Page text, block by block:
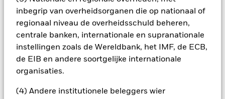
inbegrip van overheidsorganen die op nationaal of
regionaal niveau de overheidsschuld beheren,
centrale banken, internationale en supranationale
instellingen zoals de Wereldbank, het IMF, de ECB,
de EIB en andere soortgelijke internationale
organisaties.
(4) Andere institutionele beleggers wier
aangegeven door het woord 'Hedged' in de naam van de
aandelenklasse. Daarnaast is een volledige lijst van alle
aandelenklassen met valutahedging op aanvraag
verkrijgbaar bij de beheermaatschappij van het fonds.
In de mate waarin het Fonds effecten uitleent om zijn kosten
te reduceren, ontvangt het Fonds 62,5% van de hiermee
verbonden inkomsten en komen de resterende 37,5% ten
verdeling van opbrengsten uit effectenleningen de